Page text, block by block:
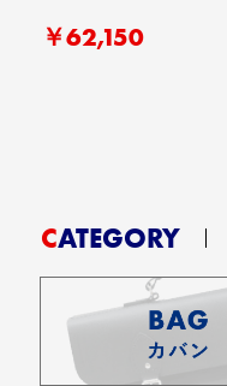
￥62,150
CATEGORY